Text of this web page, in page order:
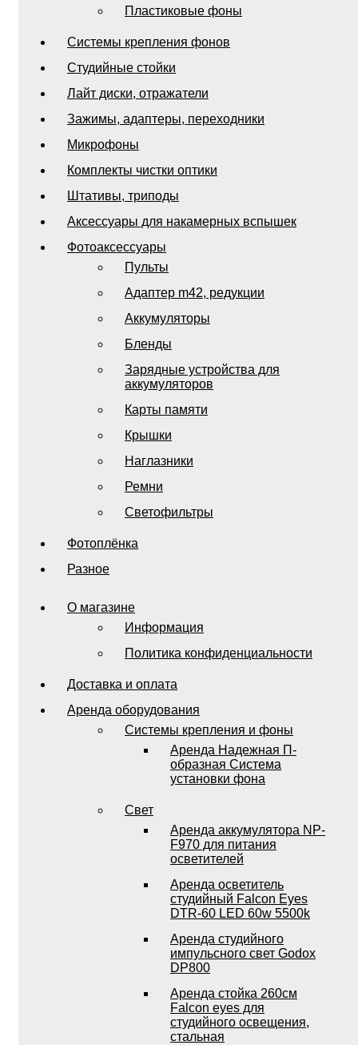
Пластиковые фоны
Системы крепления фонов
Студийные стойки
Лайт диски, отражатели
Зажимы, адаптеры, переходники
Микрофоны
Комплекты чистки оптики
Штативы, триподы
Аксессуары для накамерных вспышек
Фотоаксессуары
Пульты
Адаптер m42, редукции
Аккумуляторы
Бленды
Зарядные устройства для
аккумуляторов
Карты памяти
Крышки
Наглазники
Ремни
Светофильтры
Фотоплёнка
Разное
О магазине
Информация
Политика конфиденциальности
Доставка и оплата
Аренда оборудования
Системы крепления и фоны
Аренда Надежная П-
образная Система
установки фона
Свет
Аренда аккумулятора NP-
F970 для питания
осветителей
Аренда осветитель
студийный Falcon Eyes
DTR-60 LED 60w 5500k
Аренда студийного
импульсного свет Godox
DP800
Аренда стойка 260см
Falcon eyes для
студийного освещения,
стальная